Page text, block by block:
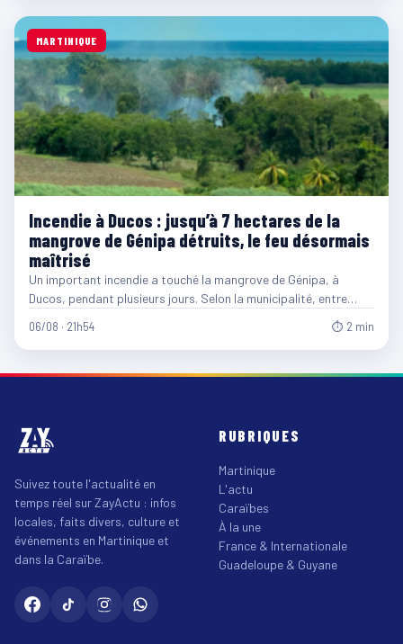
MARTINIQUE
Incendie à Ducos : jusqu’à 7 hectares de la
mangrove de Génipa détruits, le feu désormais
maîtrisé
Un important incendie a touché la mangrove de Génipa, à
Ducos, pendant plusieurs jours. Selon la municipalité, entre…
06/08 · 21h54 ⏱ 2 min
Suivez toute l'actualité en
temps réel sur ZayActu : infos
locales, faits divers, culture et
événements en Martinique et
dans la Caraïbe.
RUBRIQUES
Martinique
L'actu
Caraïbes
À la une
France & Internationale
Guadeloupe & Guyane